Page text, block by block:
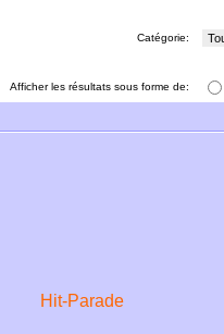
Catégorie:
Afficher les résultats sous forme de: